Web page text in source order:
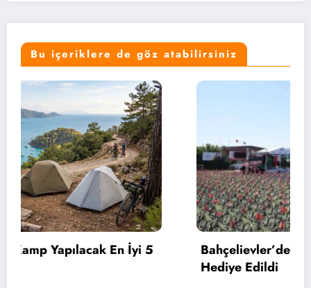
Bu içeriklere de göz atabilirsiniz
Bahçelievler’de 2 Bin 71 Öğrenciye Bisiklet